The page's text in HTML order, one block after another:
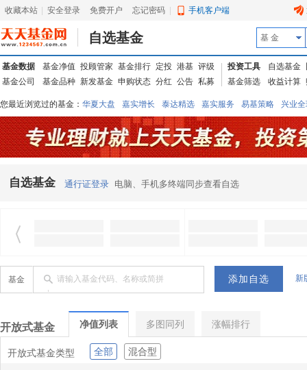
收藏本站 安全登录 免费开户 忘记密码 手机客户端
自选基金 基 金
基金数据 基金净值 投顾管家 基金排行 定投 港基 评级
基金公司
基金品种 新发基金 申购状态 分红 公告 私募
投资工具 自选基金
基金筛选
收益计算
您最近浏览过的基金： 华夏大盘 嘉实增长 泰达精选 嘉实服务 易基策略 兴业
信诚蓝筹 华夏优势 汇丰龙腾 华夏红利 易基中小盘 银华优质 中银中国 广发
东吴动力
自选基金 通行证登录 电脑、手机多终端同步查看自选
基金 请输入基金代码、名称或简拼 新
开放式基金 净值列表 多图同列 涨幅排行
开放式基金类型 全部 混合型